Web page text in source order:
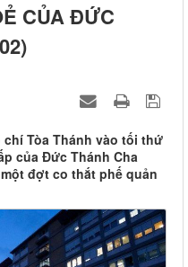
CỦA ĐỨC
Tòa Thánh vào tối thứ
của Đức Thánh Cha
đợt co thắt phế quản